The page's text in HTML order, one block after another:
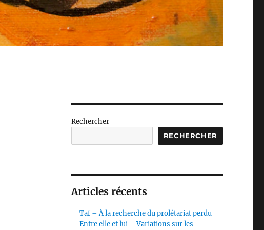
Rechercher
RECHERCHER
Articles récents
Taf – À la recherche du prolétariat perdu
Entre elle et lui – Variations sur les